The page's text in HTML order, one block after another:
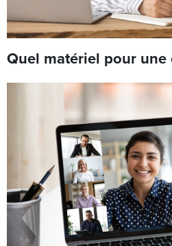
Quel matériel pour une